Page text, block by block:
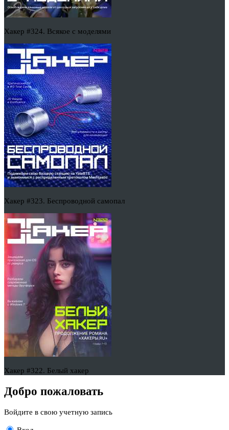
Хакер #324. Всякое с моделями
Хакер #323. Беспроводной самопал
Хакер #322. Белый хакер
Добро пожаловать
Войдите в свою учетную запись